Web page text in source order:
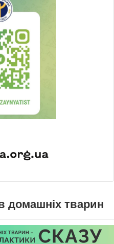
домашніх тварин